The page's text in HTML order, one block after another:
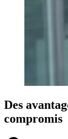
Des
compromis